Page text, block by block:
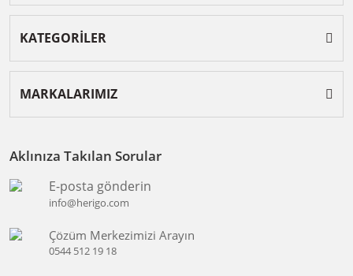
KATEGORİLER
MARKALARIMIZ
Aklınıza Takılan Sorular
E-posta gönderin
info@herigo.com
Çözüm Merkezimizi Arayın
0544 512 19 18